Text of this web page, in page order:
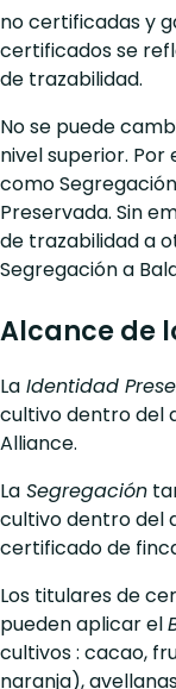
no certificadas y
certificados se
de trazabilidad.
No se puede
nivel superior.
como
Preservada. Sin
de trazabilidad a
Segregación a
Alcance de
La Identidad
cultivo dentro del
Alliance.
La Segregación
cultivo dentro del
certificado de
Los titulares de
pueden aplicar el
cultivos : cacao,
naranja),